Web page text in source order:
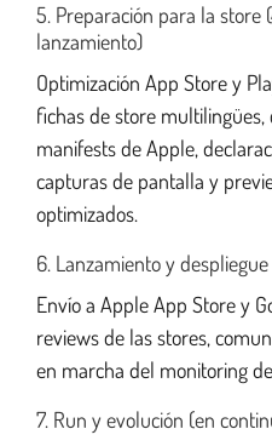
5. Preparación para la store
lanzamiento)
Optimización App Store y
fichas de store
manifests de Apple,
capturas de pantalla y
optimizados.
6. Lanzamiento y
Envío a Apple App Store y
reviews de las stores,
en marcha del monitoring
7. Run y evolución (en